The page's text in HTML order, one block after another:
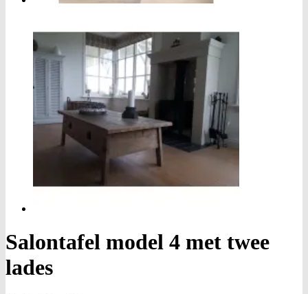
Salontafel model 4 met twee
lades